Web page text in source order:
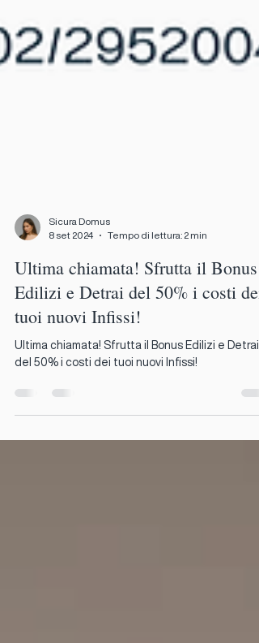
8 set 2024
Tempo di lettura: 2 min
Ultima chiamata! Sfrutta il Bonus
Edilizi e Detrai del 50% i costi dei
tuoi nuovi Infissi!
del 50% i costi dei tuoi nuovi Infissi!